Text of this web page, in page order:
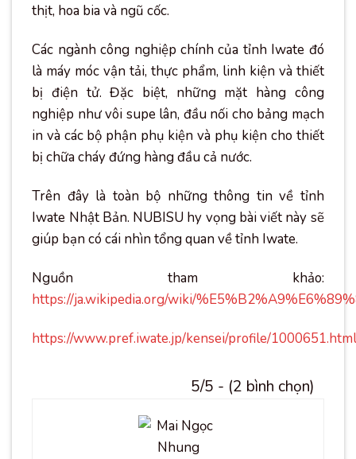
thịt, hoa bia và ngũ cốc.
Các ngành công nghiệp chính của tỉnh Iwate đó
là máy móc vận tải, thực phẩm, linh kiện và thiết
bị điện tử. Đặc biệt, những mặt hàng công
nghiệp như vôi supe lân, đầu nối cho bảng mạch
in và các bộ phận phụ kiện và phụ kiện cho thiết
bị chữa cháy đứng hàng đầu cả nước.
Trên đây là toàn bộ những thông tin về tỉnh
Iwate Nhật Bản. NUBISU hy vọng bài viết này sẽ
giúp bạn có cái nhìn tổng quan về tỉnh Iwate.
Nguồn tham khảo:
https://ja.wikipedia.org/wiki/
https://www.pref.iwate.jp/kensei/profile/
5/5 - (2 bình chọn)